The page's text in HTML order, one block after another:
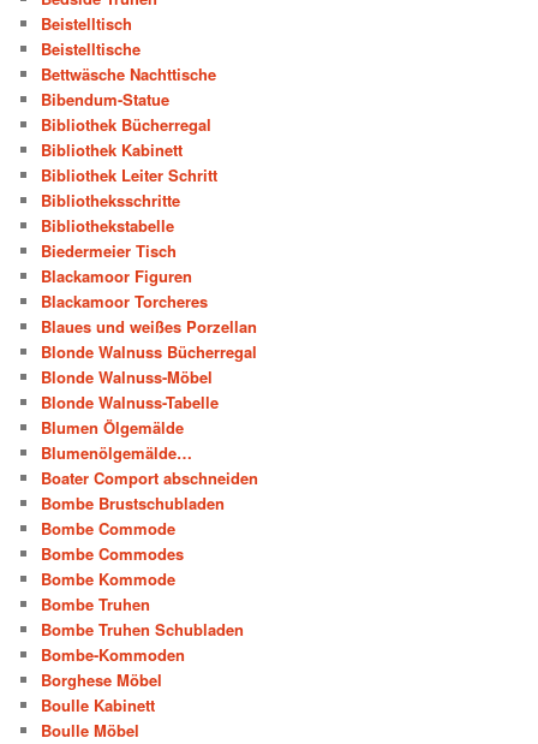
Beistelltisch
Beistelltische
Bettwäsche Nachttische
Bibendum-Statue
Bibliothek Bücherregal
Bibliothek Kabinett
Bibliothek Leiter Schritt
Bibliotheksschritte
Bibliothekstabelle
Biedermeier Tisch
Blackamoor Figuren
Blackamoor Torcheres
Blaues und weißes Porzellan
Blonde Walnuss Bücherregal
Blonde Walnuss-Möbel
Blonde Walnuss-Tabelle
Blumen Ölgemälde
Blumenölgemälde…
Boater Comport abschneiden
Bombe Brustschubladen
Bombe Commode
Bombe Commodes
Bombe Kommode
Bombe Truhen
Bombe Truhen Schubladen
Bombe-Kommoden
Borghese Möbel
Boulle Kabinett
Boulle Möbel